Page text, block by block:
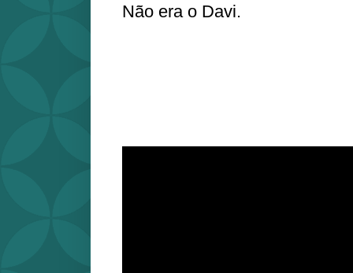
Não era o Davi.